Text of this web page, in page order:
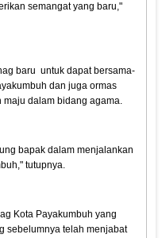
semangat yang baru,"
baru untuk dapat bersama-
dan juga ormas
maju dalam bidang agama.
bapak dalam menjalankan
tutupnya.
Kota Payakumbuh yang
sebelumnya telah menjabat